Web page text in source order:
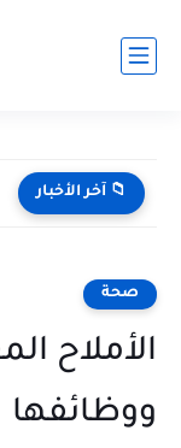
📁 آخر الأخبار
صحة
الأملاح
ووظائفها